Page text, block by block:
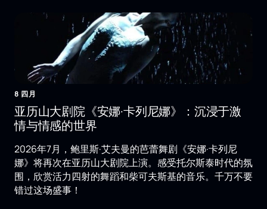
8 四月
亚历山大剧院《安娜·卡列尼娜》：沉浸于激
情与情感的世界
2026年7月，鲍里斯·艾夫曼的芭蕾舞剧《安娜·卡列尼
娜》将再次在亚历山大剧院上演。感受托尔斯泰时代的氛
围，欣赏活力四射的舞蹈和柴可夫斯基的音乐。千万不要
错过这场盛事！